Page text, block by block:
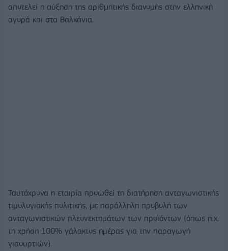
αποτελεί η αύξηση της αριθμητικής διανομής στην ελληνική
αγορά και στα Βαλκάνια.
Ταυτόχρονα η εταιρία προωθεί τη διατήρηση ανταγωνιστικής
τιμολογιακής πολιτικής, με παράλληλη προβολή των
ανταγωνιστικών πλεονεκτημάτων των προϊόντων (όπως π.χ.
τη χρήση 100% γάλακτος ημέρας για την παραγωγή
γιαουρτιών).